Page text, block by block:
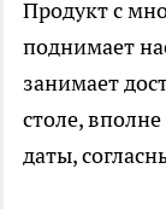
Продукт с
поднимает
занимает
столе,
даты,